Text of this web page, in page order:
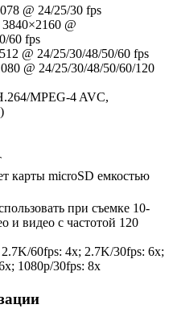
@ 24/25/30 fps
@
60 fps
@ 24/25/30/48/50/60 fps
@ 24/25/30/48/50/60/120
MPEG-4 AVC,
карты microSD емкостью
при съемке 10-
и видео с частотой 120
60fps: 4x; 2.7K/30fps: 6x;
1080p/30fps: 8x